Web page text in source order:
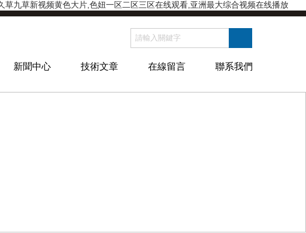
九草新视频黄色大片,色妞一区二区三区在线观看,亚洲最大综合视频在线播放
新聞中心 技術文章 在線留言 聯系我們